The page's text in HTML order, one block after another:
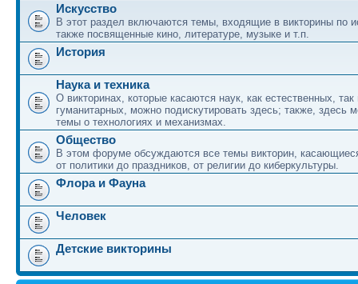
Искусство
В этот раздел включаются темы, входящие в викторины по
также посвященные кино, литературе, музыке и т.п.
История
Наука и техника
О викторинах, которые касаются наук, как естественных, так
гуманитарных, можно подискутировать здесь; также, здесь
темы о технологиях и механизмах.
Общество
В этом форуме обсуждаются все темы викторин,
от политики до праздников, от религии до киберкультуры.
Флора и Фауна
Человек
Детские викторины